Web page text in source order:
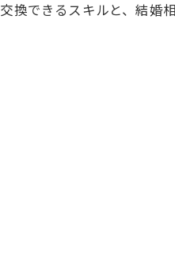
換できるスキルと、結婚